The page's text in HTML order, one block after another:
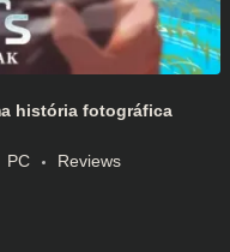
história fotográfica
PC Reviews